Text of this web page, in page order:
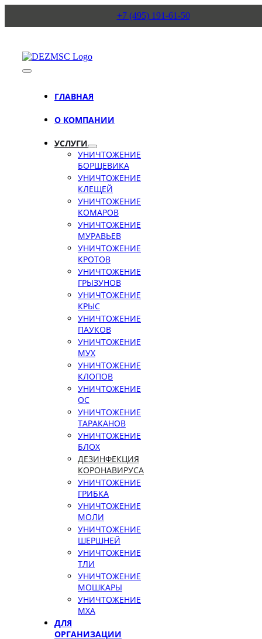
content
+7 (495) 191-61-50
Navigation
ГЛАВНАЯ
О КОМПАНИИ
УСЛУГИ
УНИЧТОЖЕНИЕ
БОРЩЕВИКА
УНИЧТОЖЕНИЕ
КЛЕЩЕЙ
УНИЧТОЖЕНИЕ
КОМАРОВ
УНИЧТОЖЕНИЕ
МУРАВЬЕВ
УНИЧТОЖЕНИЕ
КРОТОВ
УНИЧТОЖЕНИЕ
ГРЫЗУНОВ
УНИЧТОЖЕНИЕ
КРЫС
УНИЧТОЖЕНИЕ
ПАУКОВ
УНИЧТОЖЕНИЕ
МУХ
УНИЧТОЖЕНИЕ
КЛОПОВ
УНИЧТОЖЕНИЕ
ОС
УНИЧТОЖЕНИЕ
ТАРАКАНОВ
УНИЧТОЖЕНИЕ
БЛОХ
ДЕЗИНФЕКЦИЯ
КОРОНАВИРУСА
УНИЧТОЖЕНИЕ
ГРИБКА
УНИЧТОЖЕНИЕ
МОЛИ
УНИЧТОЖЕНИЕ
ШЕРШНЕЙ
УНИЧТОЖЕНИЕ
ТЛИ
УНИЧТОЖЕНИЕ
МОШКАРЫ
УНИЧТОЖЕНИЕ
МХА
ДЛЯ
ОРГАНИЗАЦИИ